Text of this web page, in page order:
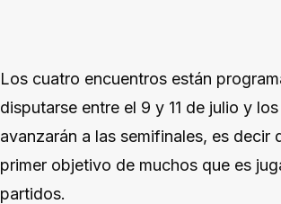
Los cuatro encuentros están
disputarse entre el 9 y 11 de julio y
avanzarán a las semifinales, es decir
primer objetivo de muchos que es
partidos.